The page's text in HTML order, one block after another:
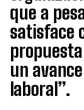
que a
satisface
un
laboral”.